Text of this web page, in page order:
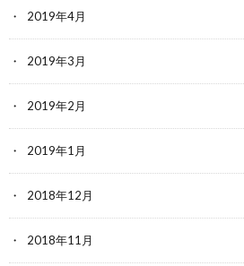
2019年4月
2019年3月
2019年2月
2019年1月
2018年12月
2018年11月